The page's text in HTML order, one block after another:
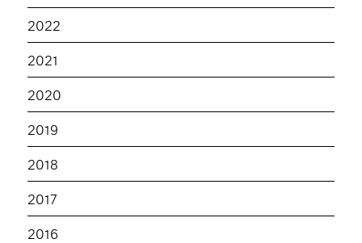
2022
2021
2020
2019
2018
2017
2016